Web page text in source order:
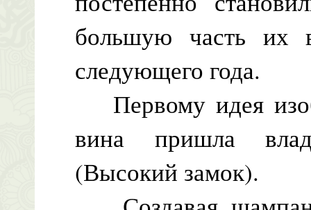
большую часть их
следующего года.
Первому идея
вина пришла
(Высокий замок).